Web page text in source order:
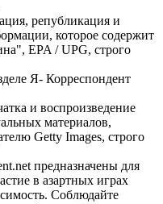
републикация и
которое содержит
EPA / UPG, строго
Я- Корреспондент
и воспроизведение
материалов,
Getty Images, строго
предназначены для
в азартных играх
Соблюдайте